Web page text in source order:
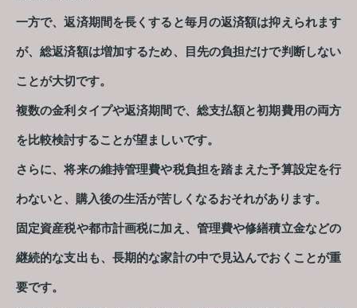
一方で、返済期間を長くすると毎月の返済額は抑えられます
が、総返済額は増加するため、目先の負担だけで判断しない
ことが大切です。
複数の金利タイプや返済期間で、総支払額と初期費用の両方
を比較検討することが望ましいです。
さらに、将来の維持管理費や税負担を踏まえた予算設定を行
わないと、購入後の生活が苦しくなるおそれがあります。
固定資産税や都市計画税に加え、管理費や修繕積立金などの
継続的な支出も、長期的な家計の中で見込んでおくことが重
要です。